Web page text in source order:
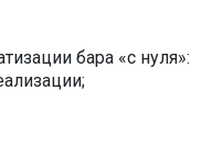
бара «с нуля»: